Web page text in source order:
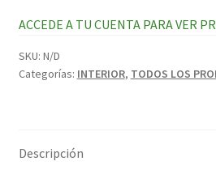
ACCEDE A TU CUENTA PARA VER
SKU: N/D
Categorías: INTERIOR, TODOS LOS
Descripción